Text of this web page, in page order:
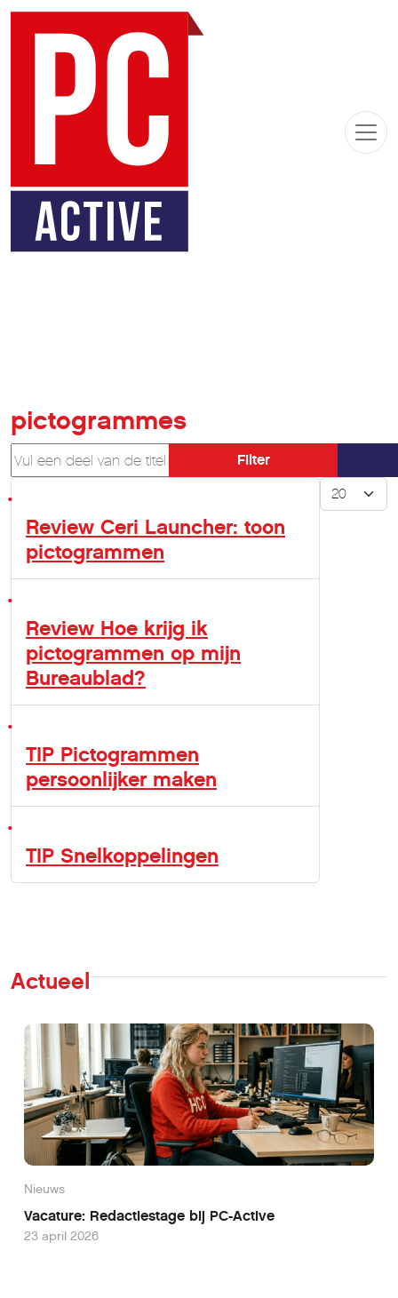
pictogrammes
Vul een deel van de titel in
Filter
Toon #
Review Ceri Launcher: toon
pictogrammen
Review Hoe krijg ik
pictogrammen op mijn
Bureaublad?
TIP Pictogrammen
persoonlijker maken
TIP Snelkoppelingen
Actueel
Nieuws
Vacature: Redactiestage bij PC-Active
23 april 2026